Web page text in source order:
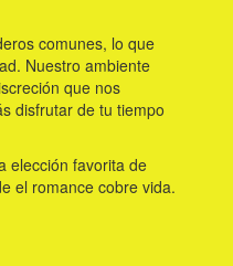
comunes, lo que
Nuestro ambiente
que nos
disfrutar de tu tiempo
elección favorita de
el romance cobre vida.